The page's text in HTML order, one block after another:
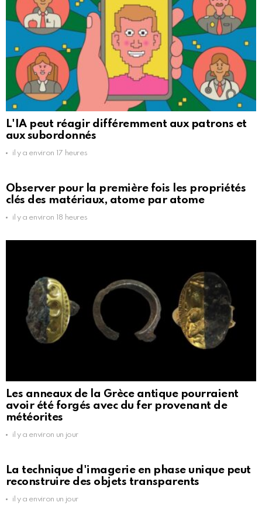
L'IA peut réagir différemment aux patrons et
aux subordonnés
il y a environ 17 heures
Observer pour la première fois les propriétés
clés des matériaux, atome par atome
il y a environ 18 heures
Les anneaux de la Grèce antique pourraient
avoir été forgés avec du fer provenant de
météorites
il y a environ un jour
La technique d'imagerie en phase unique peut
reconstruire des objets transparents
il y a environ un jour